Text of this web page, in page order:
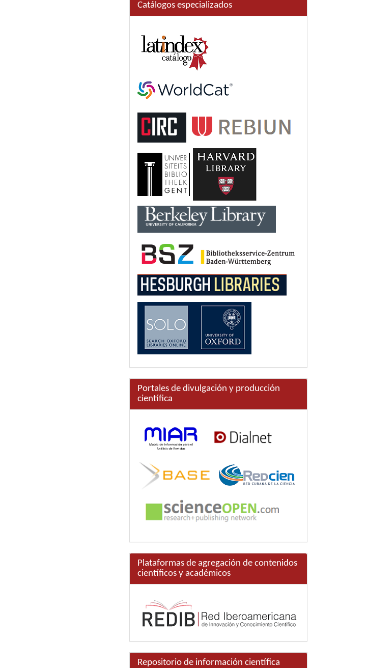
Catálogos especializados
Portales de divulgación y producción
científica
Plataformas de agregación de contenidos
científicos y académicos
Repositorio de información científica